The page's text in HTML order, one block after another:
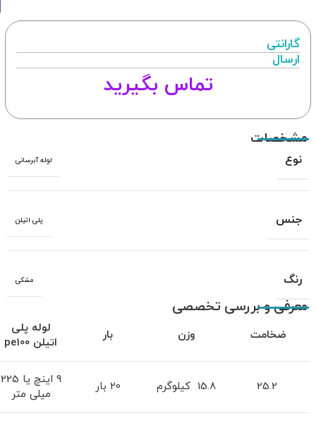
گارانتی
ارسال
تماس بگیرید
مشخصات
نوع لوله آبرسانی
جنس پلی اتیلن
رنگ مشکی
معرفی و بررسی تخصصی
ضخامت وزن بار
لوله پلی
اتیلن pe100
15.8 کیلوگرم 20 بار
9 اینچ یا 225
میلی متر